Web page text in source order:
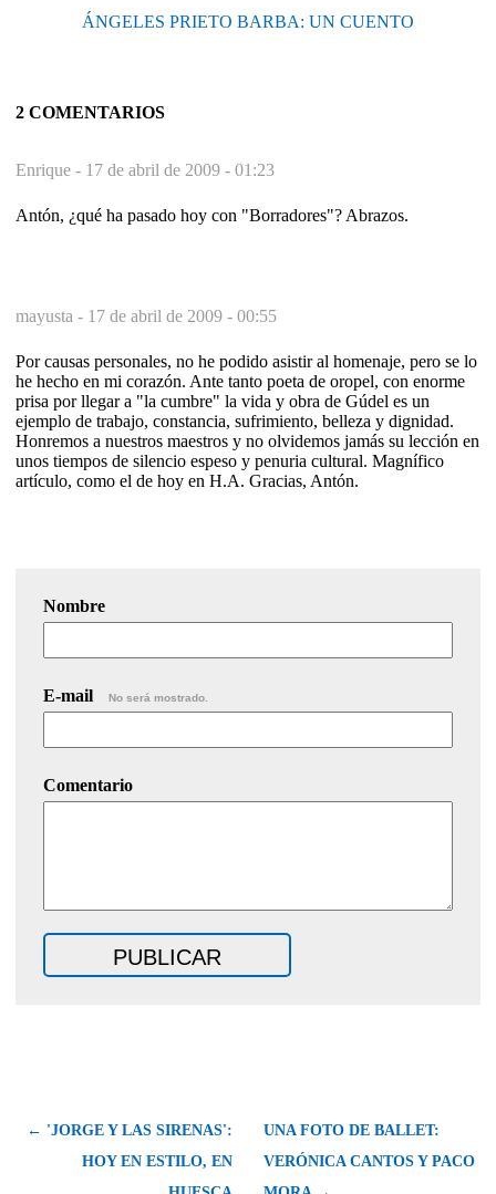
ÁNGELES PRIETO BARBA: UN CUENTO
2 COMENTARIOS
Enrique - 17 de abril de 2009 - 01:23
Antón, ¿qué ha pasado hoy con "Borradores"? Abrazos.
mayusta - 17 de abril de 2009 - 00:55
Por causas personales, no he podido asistir al homenaje, pero se lo
he hecho en mi corazón. Ante tanto poeta de oropel, con enorme
prisa por llegar a "la cumbre" la vida y obra de Gúdel es un
ejemplo de trabajo, constancia, sufrimiento, belleza y dignidad.
Honremos a nuestros maestros y no olvidemos jamás su lección en
unos tiempos de silencio espeso y penuria cultural. Magnífico
artículo, como el de hoy en H.A. Gracias, Antón.
Nombre
E-mail No será mostrado.
Comentario
← 'JORGE Y LAS SIRENAS':
HOY EN ESTILO, EN
UNA FOTO DE BALLET:
VERÓNICA CANTOS Y PACO